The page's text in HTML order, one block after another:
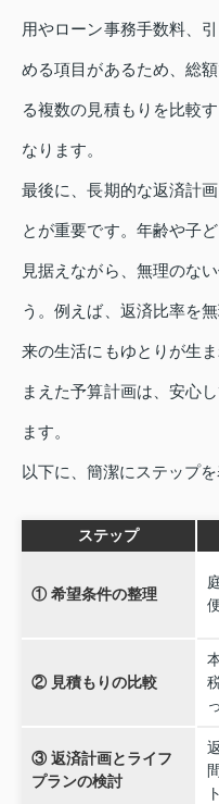
用やローン事務手数料、
める項目があるため、総
る複数の見積もりを比較
なります。
最後に、長期的な返済計
とが重要です。年齢や子
見据えながら、無理のな
う。例えば、返済比率を
来の生活にもゆとりが生
まえた予算計画は、安心
ます。
以下に、簡潔にステップ
ステップ
① 希望条件の整理
② 見積もりの比較
③ 返済計画とライフ
プランの検討